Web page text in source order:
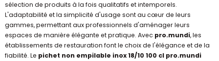
sélection de produits à la fois qualitatifs et intemporels.
L'adaptabilité et la simplicité d'usage sont au cœur de leurs
gammes, permettant aux professionnels d'aménager leurs
espaces de manière élégante et pratique. Avec pro.mundi, les
établissements de restauration font le choix de l'élégance et de la
fiabilité. Le pichet non empilable inox 18/10 100 cl pro.mundi